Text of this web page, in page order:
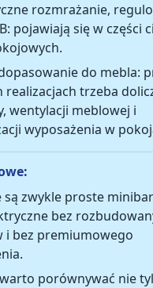
rozmrażanie,
: pojawiają się w części
do mebla:
realizacjach trzeba
wentylacji meblowej i
wyposażenia w
są zwykle proste
bez
i bez premiumowego
porównywać nie